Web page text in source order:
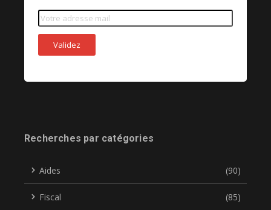
Recherches par catégories
Aides (90)
Fiscal (85)